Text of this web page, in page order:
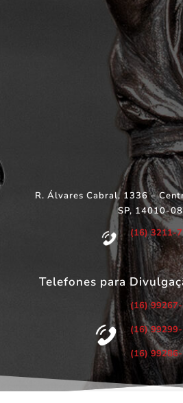
R. Álvares Cabral, 1336 –
SP, 14010-
(16) 3211-
Telefones para
(16)
(16)
(16)